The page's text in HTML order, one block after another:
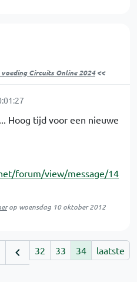
Circuits Online 2024<<
Hoog tijd voor een nieuwe
forum/view/message/14
op woensdag 10 oktober 2012
32 33 34 laatste